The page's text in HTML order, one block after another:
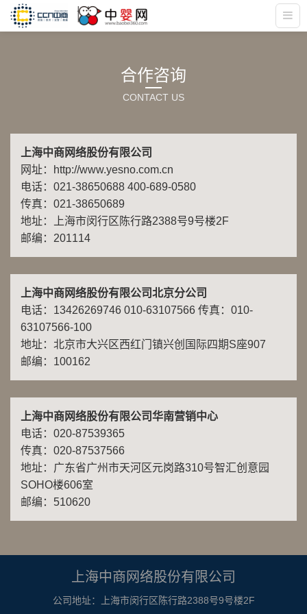
合作咨询
CONTACT US
上海中商网络股份有限公司
网址：http://www.yesno.com.cn
电话：021-38650688 400-689-0580
传真：021-38650689
地址：上海市闵行区陈行路2388号9号楼2F
邮编：201114
上海中商网络股份有限公司北京分公司
电话：13426269746 010-63107566 传真：010-
63107566-100
地址：北京市大兴区西红门镇兴创国际四期S座907
邮编：100162
上海中商网络股份有限公司华南营销中心
电话：020-87539365
传真：020-87537566
地址：广东省广州市天河区元岗路310号智汇创意园
SOHO楼606室
邮编：510620
上海中商网络股份有限公司
公司地址：上海市闵行区陈行路2388号9号楼2F